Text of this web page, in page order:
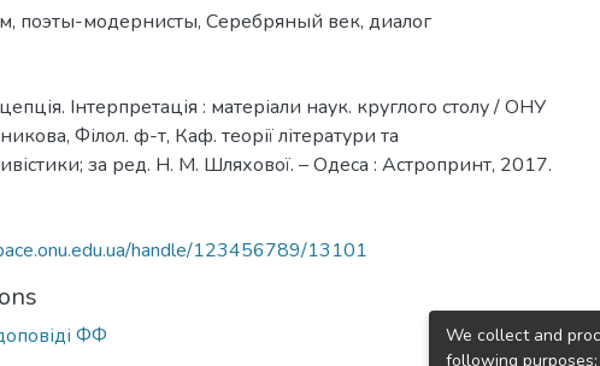
, поэты-модернисты, Серебряный век, диалог
Інтерпретація : матеріали наук. круглого столу / ОНУ
Філол. ф-т, Каф. теорії літератури та
за ред. Н. М. Шляхової. – Одеса : Астропринт, 2017.
handle/123456789/13101
ФФ
We collect and
following purposes: